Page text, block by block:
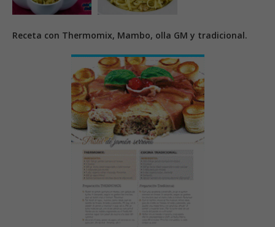
Receta con Thermomix, Mambo, olla GM y tradicional.